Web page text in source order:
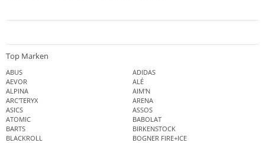
Top Marken
ABUS
ADIDAS
AEVOR
ALÉ
ALPINA
AIM'N
ARC'TERYX
ARENA
ASICS
ASSOS
ATOMIC
BABOLAT
BARTS
BIRKENSTOCK
BLACKROLL
BOGNER FIRE+ICE